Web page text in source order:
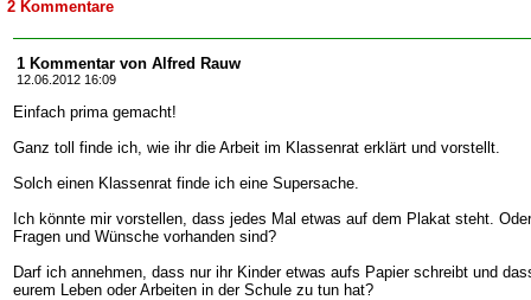
2 Kommentare
1 Kommentar von Alfred Rauw
12.06.2012 16:09
Einfach prima gemacht!
Ganz toll finde ich, wie ihr die Arbeit im Klassenrat erklärt und vorstellt.
Solch einen Klassenrat finde ich eine Supersache.
Ich könnte mir vorstellen, dass jedes Mal etwas auf dem Plakat steht.
Fragen und Wünsche vorhanden sind?
Darf ich annehmen, dass nur ihr Kinder etwas aufs Papier schreibt und
eurem Leben oder Arbeiten in der Schule zu tun hat?